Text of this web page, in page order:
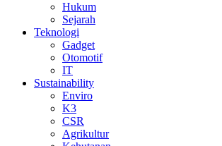
Hukum
Sejarah
Teknologi
Gadget
Otomotif
IT
Sustainability
Enviro
K3
CSR
Agrikultur